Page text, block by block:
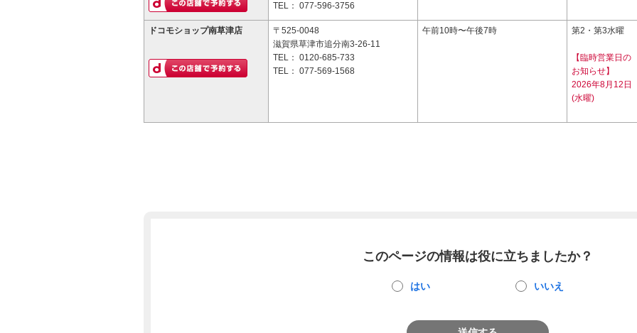
TEL： 077-596-3756
ドコモショップ南草津店
〒525-0048
滋賀県草津市追分南3-26-11
TEL： 0120-685-733
TEL： 077-569-1568
午前10時〜午後7時 第2・第3水曜
【臨時営業日の
お知らせ】
2026年8月12日
(水曜)
このページの情報は役に立ちましたか？
はい いいえ